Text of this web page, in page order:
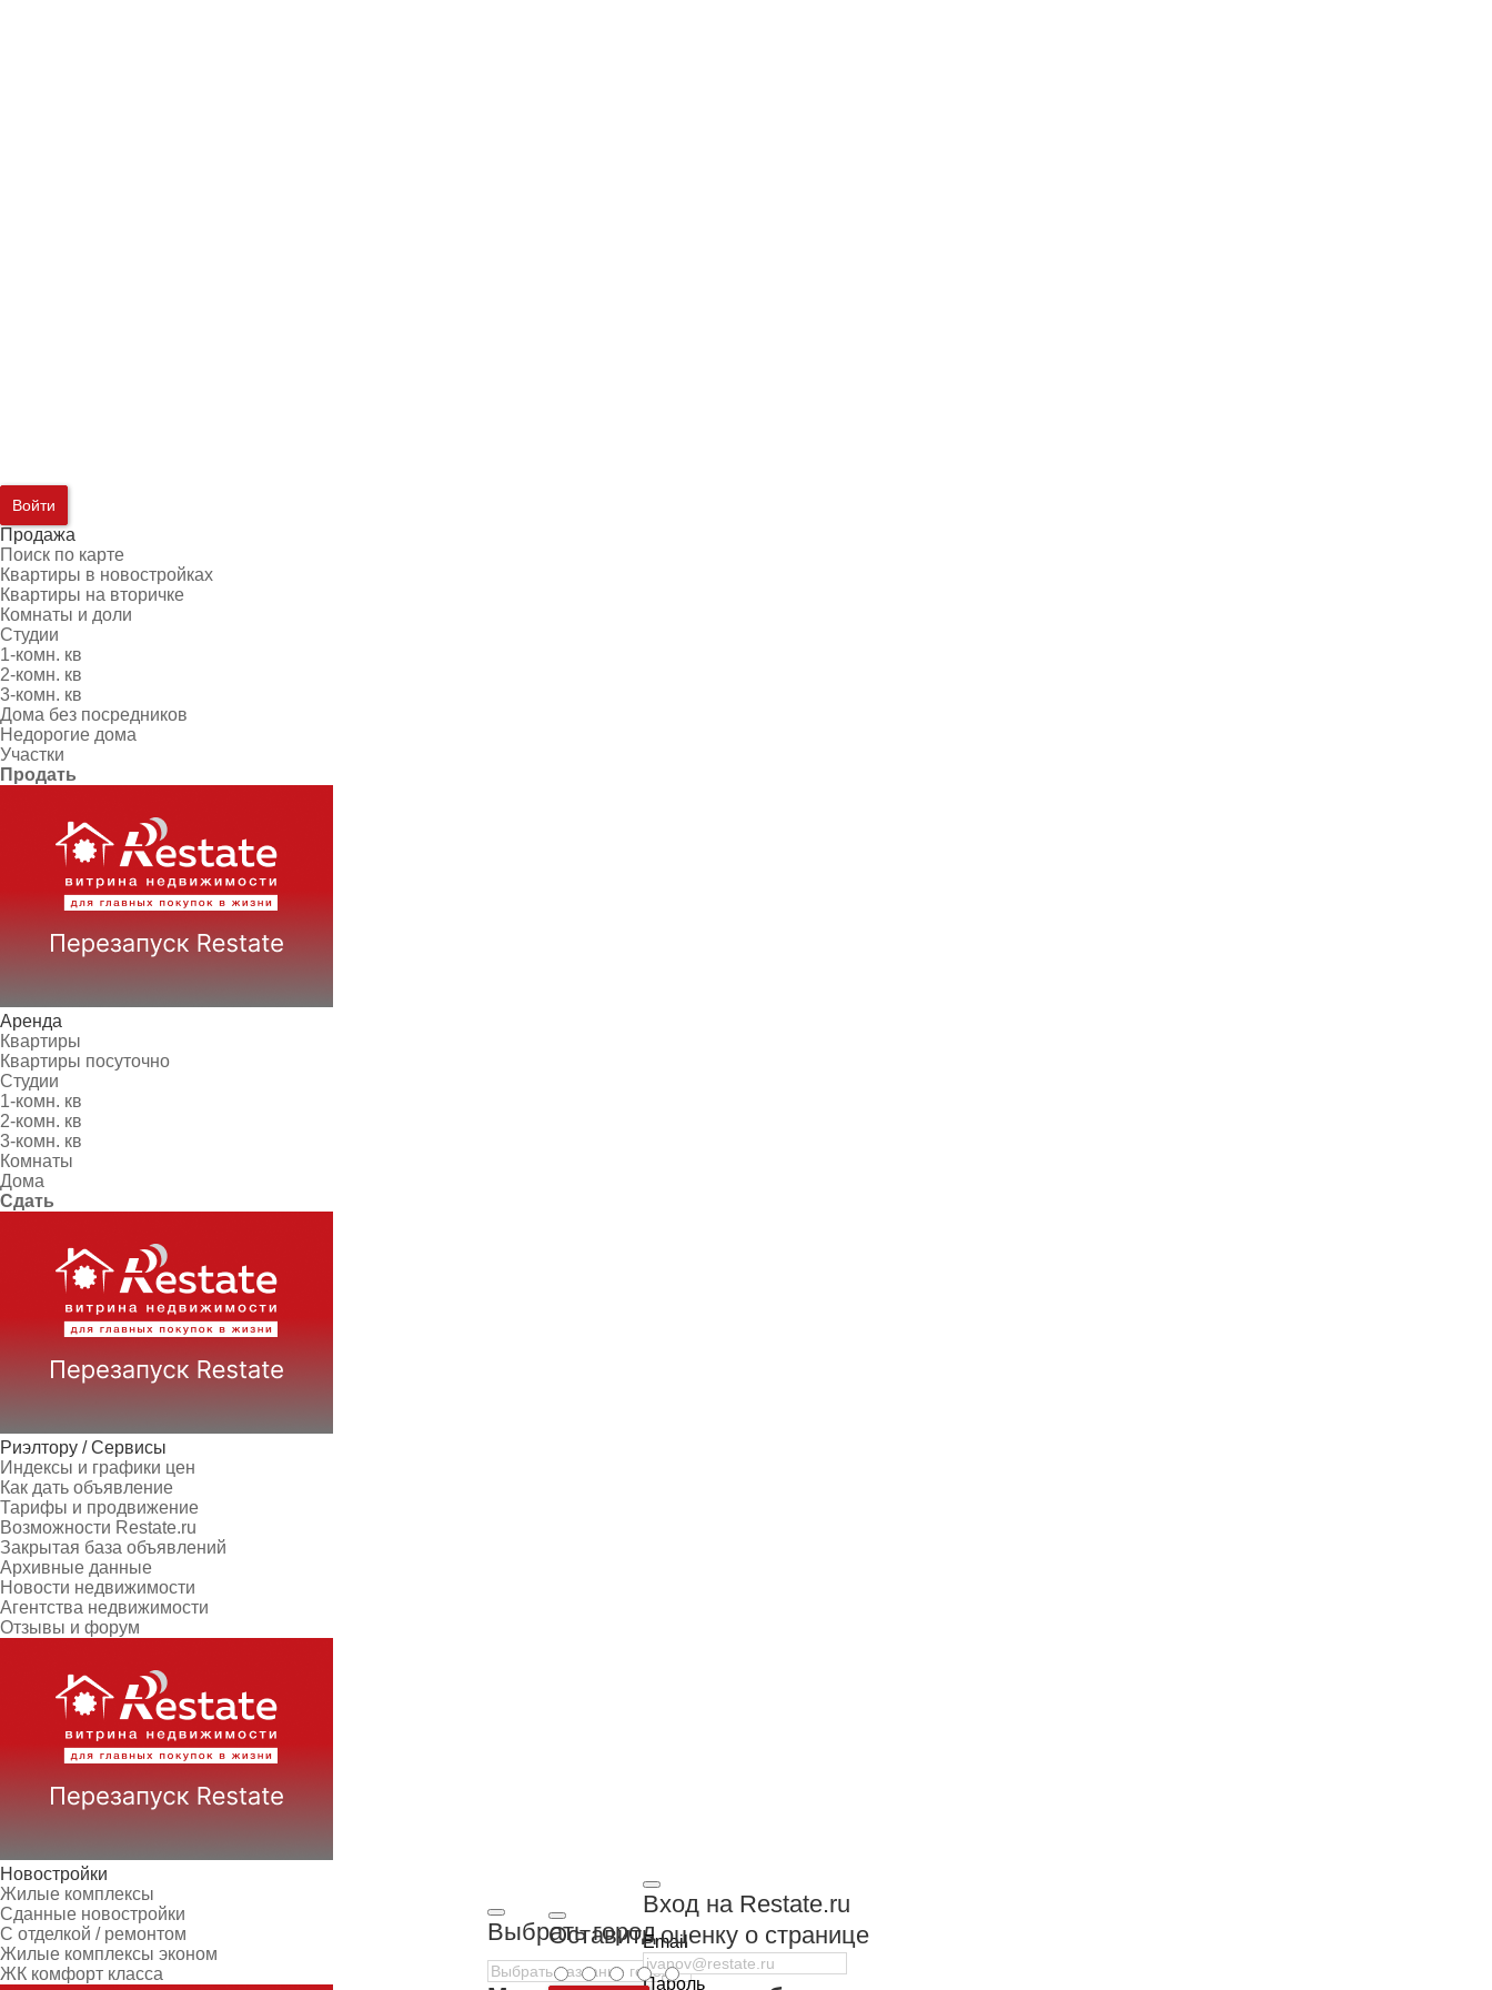
Войти
Продажа
Поиск по карте
Квартиры в новостройках
Квартиры на вторичке
Комнаты и доли
Студии
1-комн. кв
2-комн. кв
3-комн. кв
Дома без посредников
Недорогие дома
Участки
Продать
Аренда
Квартиры
Квартиры посуточно
Студии
1-комн. кв
2-комн. кв
3-комн. кв
Комнаты
Дома
Сдать
Риэлтору / Сервисы
Индексы и графики цен
Как дать объявление
Тарифы и продвижение
Возможности Restate.ru
Закрытая база объявлений
Архивные данные
Новости недвижимости
Агентства недвижимости
Отзывы и форум
Новостройки
Жилые комплексы
Сданные новостройки
С отделкой / ремонтом
Жилые комплексы эконом
ЖК комфорт класса
Выбрать город
Вход на Restate.ru
Email
Пароль
Оставить оценку о странице